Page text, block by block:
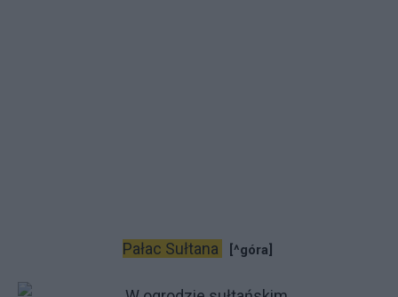
Pałac Sułtana [^góra]